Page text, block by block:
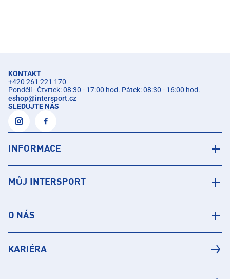
KONTAKT
+420 261 221 170
Pondělí - Čtvrtek: 08:30 - 17:00 hod. Pátek: 08:30 - 16:00 hod.
eshop@intersport.cz
SLEDUJTE NÁS
INFORMACE
MŮJ INTERSPORT
O NÁS
KARIÉRA